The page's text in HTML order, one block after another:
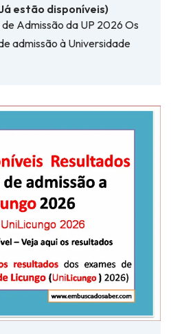
estão disponíveis)
Admissão da UP 2026 Os
admissão à Universidade